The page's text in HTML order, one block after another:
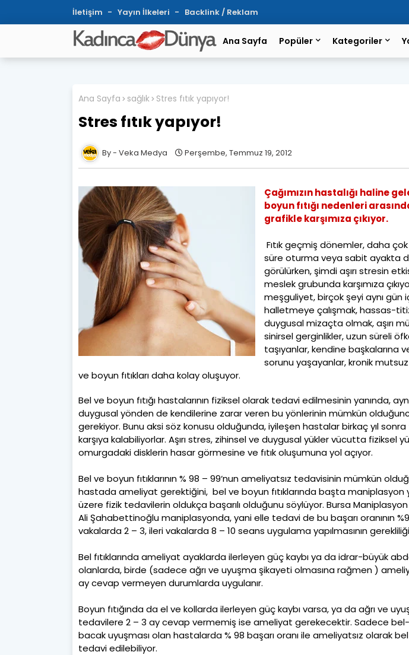
İletişim Yayın İlkeleri Backlink / Reklam
Ana Sayfa Popüler Kategoriler
Ana Sayfa sağlık Stres fıtık yapıyor!
Stres fıtık yapıyor!
Veka Medya Perşembe, Temmuz 19, 2012
Çağımızın hastalığı haline
boyun fıtığı nedenleri
grafikle karşımıza çıkıyor.
Fıtık geçmiş dönemler, daha
süre oturma veya sabit ayakta
görülürken, şimdi aşırı stresin
meslek grubunda karşımıza
meşguliyet, birçok şeyi aynı gün
halletmeye çalışmak, hassas-
duygusal mizaçta olmak, aşırı
sinirsel gerginlikler, uzun süreli
taşıyanlar, kendine başkalarına
sorunu yaşayanlar, kronik
ve boyun fıtıkları daha kolay oluşuyor.
Bel ve boyun fıtığı hastalarının fiziksel olarak tedavi edilmesinin yanında,
duygusal yönden de kendilerine zarar veren bu yönlerinin mümkün
gerekiyor. Bunu aksi söz konusu olduğunda, iyileşen hastalar birkaç yıl sonra
karşıya kalabiliyorlar. Aşırı stres, zihinsel ve duygusal yükler vücutta fiziksel
omurgadaki disklerin hasar görmesine ve fıtık oluşumuna yol açıyor.
Bel ve boyun fıtıklarının % 98 – 99‘nun ameliyatsız tedavisinin mümkün
hastada ameliyat gerektiğini, bel ve boyun fıtıklarında başta
üzere fizik tedavilerin oldukça başarılı olduğunu söylüyor. Bursa
Ali Şahabettinoğlu maniplasyonda, yani elle tedavi de bu başarı oranının
vakalarda 2 – 3, ileri vakalarda 8 – 10 seans uygulama yapılmasının
Bel fıtıklarında ameliyat ayaklarda ilerleyen güç kaybı ya da idrar-büyük
olanlarda, birde (sadece ağrı ve uyuşma şikayeti olmasına rağmen )
ay cevap vermeyen durumlarda uygulanır.
Boyun fıtığında da el ve kollarda ilerleyen güç kaybı varsa, ya da ağrı ve
tedavilere 2 – 3 ay cevap vermemiş ise ameliyat gerekecektir. Sadece bel-
bacak uyuşması olan hastalarda % 98 başarı oranı ile ameliyatsız olarak bel
tedavi edilebiliyor.